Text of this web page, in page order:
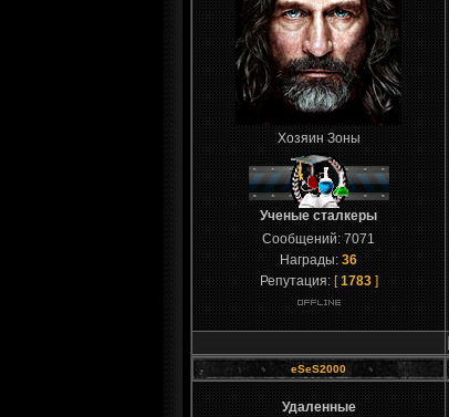
Хозяин Зоны
Ученые сталкеры
Сообщений: 7071
Награды: 36
Репутация: [1783]
eSeS2000
Удаленные